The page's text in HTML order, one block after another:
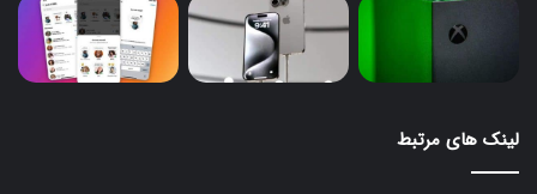
لینک های مرتبط